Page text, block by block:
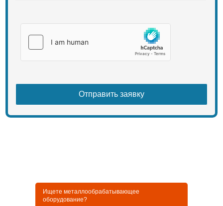
Ищете металлообрабатывающее
оборудование?